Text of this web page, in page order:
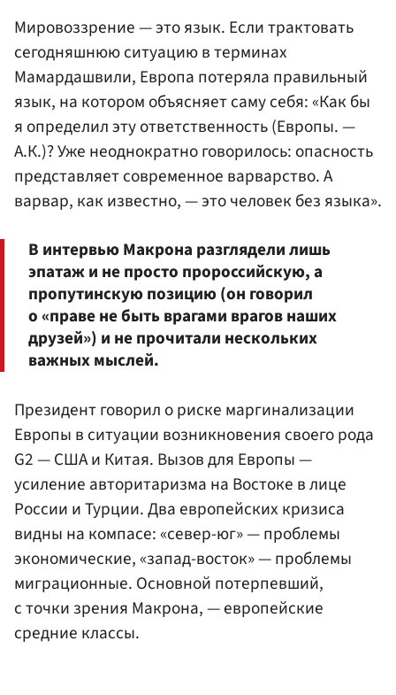
Мировоззрение — это язык. Если трактовать
сегодняшнюю ситуацию в терминах
Мамардашвили, Европа потеряла правильный
язык, на котором объясняет саму себя: «Как бы
я определил эту ответственность (Европы. —
А.К.)? Уже неоднократно говорилось: опасность
представляет современное варварство. А
варвар, как известно, — это человек без языка».
В интервью Макрона разглядели лишь
эпатаж и не просто пророссийскую, а
пропутинскую позицию (он говорил
о «праве не быть врагами врагов наших
друзей») и не прочитали нескольких
важных мыслей.
Президент говорил о риске маргинализации
Европы в ситуации возникновения своего рода
G2 — США и Китая. Вызов для Европы —
усиление авторитаризма на Востоке в лице
России и Турции. Два европейских кризиса
видны на компасе: «север-юг» — проблемы
экономические, «запад-восток» — проблемы
миграционные. Основной потерпевший,
с точки зрения Макрона, — европейские
средние классы.